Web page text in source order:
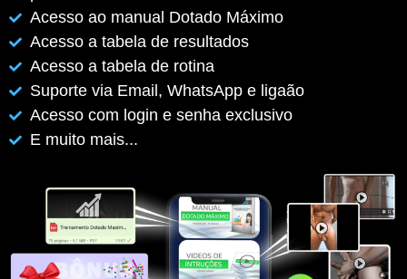
Acesso ao manual Dotado Máximo
Acesso a tabela de resultados
Acesso a tabela de rotina
Suporte via Email, WhatsApp e ligaão
Acesso com login e senha exclusivo
E muito mais...